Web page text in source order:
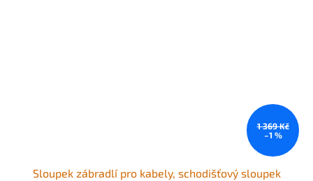
1 369 Kč
–1 %
Sloupek zábradlí pro kabely, schodišťový sloupek